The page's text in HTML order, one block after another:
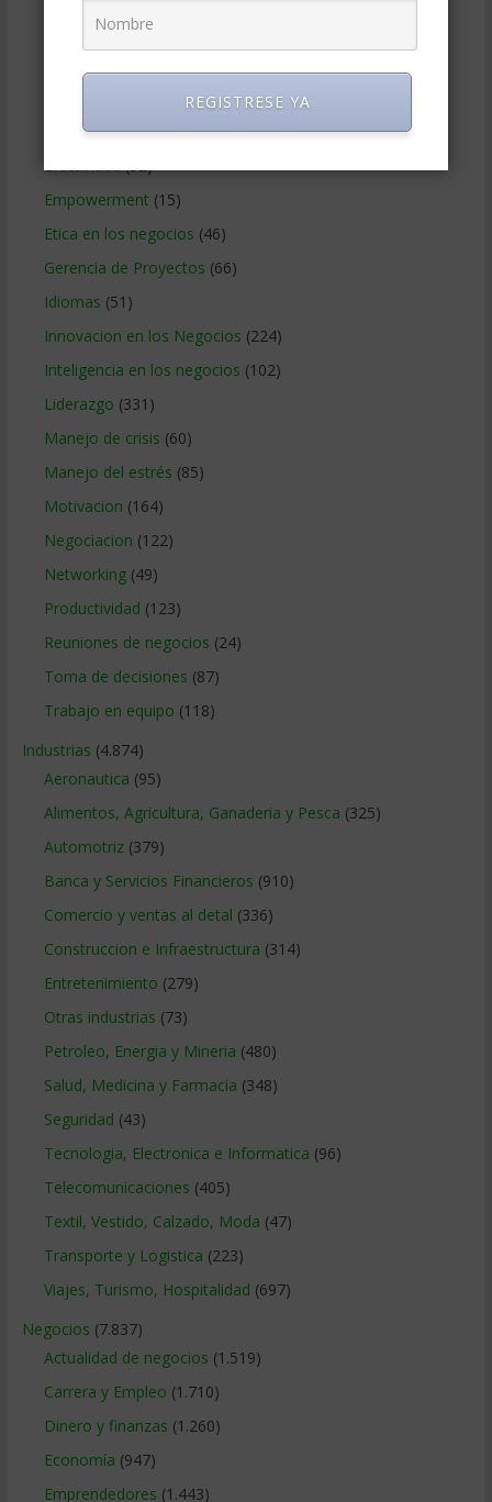
Comunicacion en los negocios
Desarrollo Personal(566)
Efectividad(52)
Empowerment (15)
Etica en los negocios (46)
Gerencia de Proyectos (66)
Idiomas (51)
Innovacion en los Negocios (224)
Inteligencia en los negocios (102)
Liderazgo (331)
Manejo de crisis (60)
Manejo del estrés (85)
Motivacion (164)
Negociacion (122)
Networking(49)
Productividad (123)
Reuniones de negocios (24)
Toma de decisiones (87)
Trabajo en equipo (118)
Industrias (4.874)
Aeronautica (95)
Alimentos, Agricultura, Ganaderia y Pesca (325)
Automotriz(379)
Banca y Servicios Financieros (910)
Comercio y ventas al detal (336)
Construccion e Infraestructura (314)
Entretenimiento (279)
Otras industrias (73)
Petroleo, Energia y Mineria (480)
Salud, Medicina y Farmacia (348)
Seguridad (43)
Tecnologia, Electronica e Informatica (96)
Telecomunicaciones (405)
Textil, Vestido, Calzado, Moda (47)
Transporte y Logistica (223)
Viajes, Turismo, Hospitalidad (697)
Negocios (7.837)
Actualidad de negocios (1.519)
Carrera y Empleo (1.710)
Dinero y finanzas (1.260)
Economía (947)
Emprendedores (1.443)
REGISTRESE YA